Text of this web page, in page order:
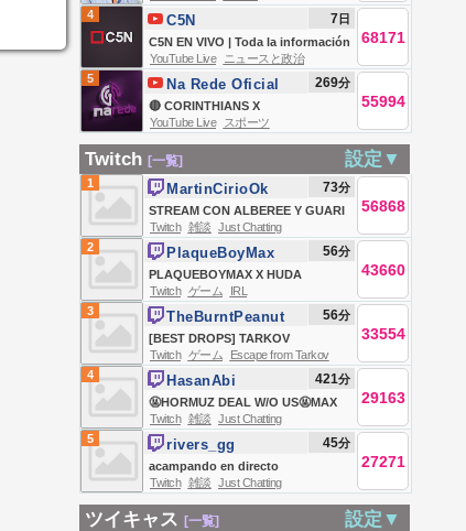
금요음악회(마지카)]
Head Send A Messenger… | Ep 373
4
C5N EN VIVO | Toda la información
en un solo lugar | Seguí la
transmisión las 24 horas
C5N 7日
68171
YouTube Live
ニュースと政治
5
🔴 CORINTHIANS X
INTERNACIONAL | AO VIVO |
COPA DO BRASIL | JOGO AO
VIVO COM IMAGENS DA NEO
Na Rede Oficial 269分
55994
YouTube Live スポーツ
Twitch [一覧] 設定▼
1
STREAM CON ALBEREE Y GUARI
MartinCirioOk 73分
56868
Twitch 雑談 Just Chatting
2
PLAQUEBOYMAX X HUDA
MUSTAFA PART 2 🙃
PlaqueBoyMax 56分
43660
Twitch ゲーム
IRL
3
[BEST DROPS] TARKOV
SEASONAL | DAY 4 | HutchMF x
GIMMICK | THICC MEN THURSDAY
| #BUNGULATE
TheBurntPeanut 56分
33554
Twitch ゲーム
Escape from Tarkov
4
🤬HORMUZ DEAL W/O US🤬MAX
MILLER ABUSE🤬STRAIT CLOSED
🤬PUBLIC ENEMY #1🤬DEMS
DONT UNDERSTAND LEFT
HasanAbi 421分
29163
Twitch 雑談 Just Chatting
5
acampando en directo
rivers_gg 45分
27271
Twitch 雑談 Just Chatting
ツイキャス [一覧] 設定▼